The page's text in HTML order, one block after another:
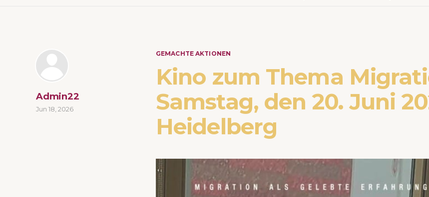
GEMACHTE AKTIONEN
Kino zum Thema
Samstag, den 20. Juni
Heidelberg
Admin22
Jun 18, 2026